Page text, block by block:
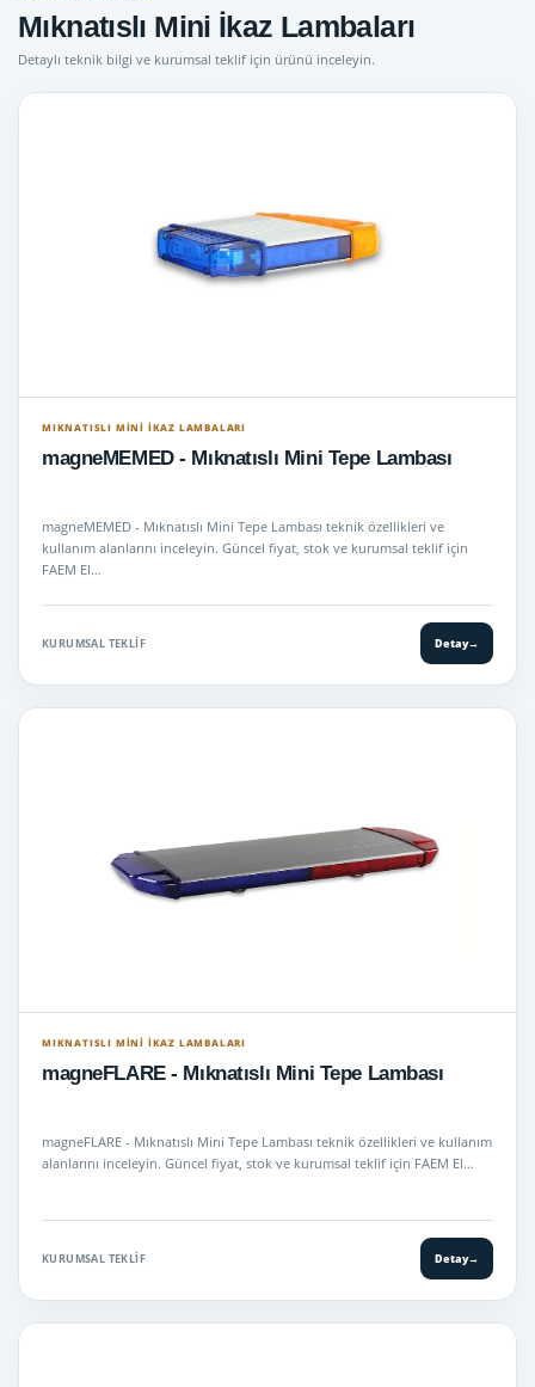
Hoparlörler
Motosiklet İkaz Sistemleri
Silindirik İkaz Lambaları
Lisanssız Telsiz →
Mini Tepe Lambaları →
Bas Konuş telsiz ( SİM kartlı ) →
Mıknatıslı Mini İkaz Lambaları
Detaylı teknik bilgi ve kurumsal teklif için ürünü inceleyin.
MIKNATISLI MINI İKAZ LAMBALARI
magneMEMED - Mıknatıslı Mini Tepe Lambası
magneMEMED - Mıknatıslı Mini Tepe Lambası teknik özellikleri ve
kullanım alanlarını inceleyin. Güncel fiyat, stok ve kurumsal teklif için
FAEM El…
KURUMSAL TEKLIF Detay→
MIKNATISLI MINI İKAZ LAMBALARI
magneFLARE - Mıknatıslı Mini Tepe Lambası
magneFLARE - Mıknatıslı Mini Tepe Lambası teknik özellikleri ve kullanım
alanlarını inceleyin. Güncel fiyat, stok ve kurumsal teklif için FAEM El…
KURUMSAL TEKLIF Detay→